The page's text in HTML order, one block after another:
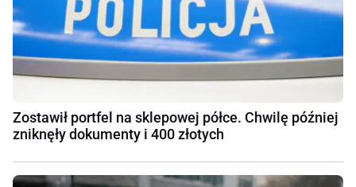
Zostawił portfel na sklepowej półce. Chwilę później
zniknęły dokumenty i 400 złotych